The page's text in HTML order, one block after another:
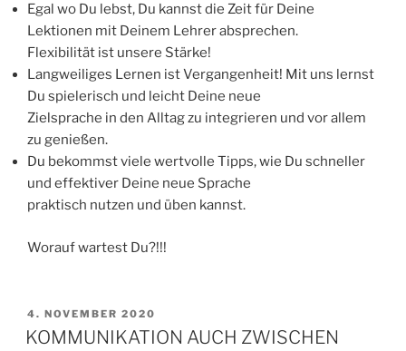
Egal wo Du lebst, Du kannst die Zeit für Deine
Lektionen mit Deinem Lehrer absprechen.
Flexibilität ist unsere Stärke!
Langweiliges Lernen ist Vergangenheit! Mit uns lernst
Du spielerisch und leicht Deine neue
Zielsprache in den Alltag zu integrieren und vor allem
zu genießen.
Du bekommst viele wertvolle Tipps, wie Du schneller
und effektiver Deine neue Sprache
praktisch nutzen und üben kannst.
Worauf wartest Du?!!!
VERÖFFENTLICHT
AM
4. NOVEMBER 2020
KOMMUNIKATION AUCH ZWISCHEN